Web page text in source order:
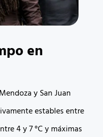
en
y San Juan
estables entre
4 y 7 °C y máximas